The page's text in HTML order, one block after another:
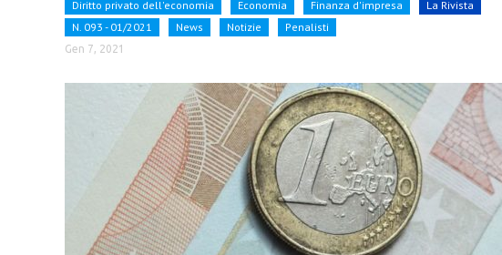
Diritto privato dell'economia
Economia Finanza d'impresa
La Rivista
N. 093 - 01/2021
News Notizie Penalisti
Gen 7, 2021